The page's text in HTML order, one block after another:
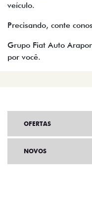
veículo.
Precisando, conte
Grupo Fiat Auto
por você.
OFERTAS
NOVOS